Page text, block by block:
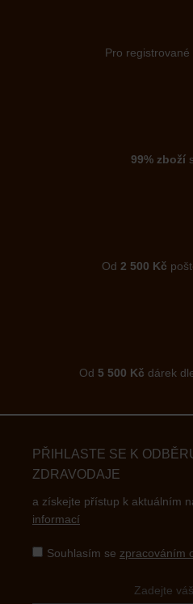
Pro registrované
99% zboží
Od 2 500 Kč
Od 5 500 Kč dárek
PŘIHLASTE SE K
ZDRAVODAJE
a získejte přístup k aktuálním
informací
Souhlasím se zpracováním